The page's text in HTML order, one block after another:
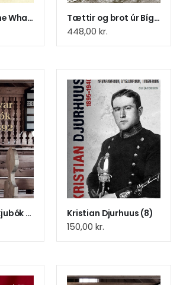
The Wake of the Whale Tættir og brot úr Bíggjar søgu (6)
448,00 kr.
Suðuroyar kirkjubók 1745-1892 (5) Kristian Djurhuus (8)
150,00 kr.